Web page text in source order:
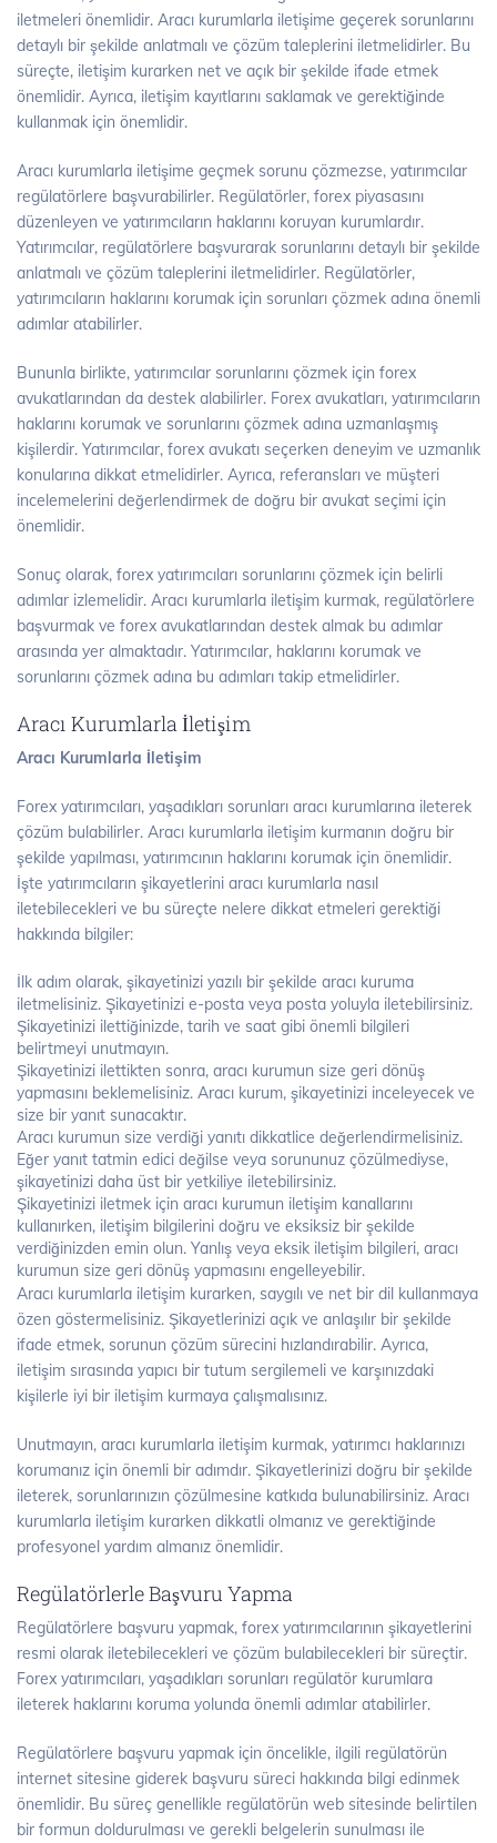
iletmeleri önemlidir. Aracı kurumlarla iletişime geçerek sorunlarını
detaylı bir şekilde anlatmalı ve çözüm taleplerini iletmelidirler. Bu
süreçte, iletişim kurarken net ve açık bir şekilde ifade etmek
önemlidir. Ayrıca, iletişim kayıtlarını saklamak ve gerektiğinde
kullanmak için önemlidir.
Aracı kurumlarla iletişime geçmek sorunu çözmezse, yatırımcılar
regülatörlere başvurabilirler. Regülatörler, forex piyasasını
düzenleyen ve yatırımcıların haklarını koruyan kurumlardır.
Yatırımcılar, regülatörlere başvurarak sorunlarını detaylı bir şekilde
anlatmalı ve çözüm taleplerini iletmelidirler. Regülatörler,
yatırımcıların haklarını korumak için sorunları çözmek adına önemli
adımlar atabilirler.
Bununla birlikte, yatırımcılar sorunlarını çözmek için forex
avukatlarından da destek alabilirler. Forex avukatları, yatırımcıların
haklarını korumak ve sorunlarını çözmek adına uzmanlaşmış
kişilerdir. Yatırımcılar, forex avukatı seçerken deneyim ve uzmanlık
konularına dikkat etmelidirler. Ayrıca, referansları ve müşteri
incelemelerini değerlendirmek de doğru bir avukat seçimi için
önemlidir.
Sonuç olarak, forex yatırımcıları sorunlarını çözmek için belirli
adımlar izlemelidir. Aracı kurumlarla iletişim kurmak, regülatörlere
başvurmak ve forex avukatlarından destek almak bu adımlar
arasında yer almaktadır. Yatırımcılar, haklarını korumak ve
sorunlarını çözmek adına bu adımları takip etmelidirler.
Aracı Kurumlarla İletişim
Aracı Kurumlarla İletişim
Forex yatırımcıları, yaşadıkları sorunları aracı kurumlarına ileterek
çözüm bulabilirler. Aracı kurumlarla iletişim kurmanın doğru bir
şekilde yapılması, yatırımcının haklarını korumak için önemlidir.
İşte yatırımcıların şikayetlerini aracı kurumlarla nasıl
iletebilecekleri ve bu süreçte nelere dikkat etmeleri gerektiği
hakkında bilgiler:
İlk adım olarak, şikayetinizi yazılı bir şekilde aracı kuruma
iletmelisiniz. Şikayetinizi e-posta veya posta yoluyla iletebilirsiniz.
Şikayetinizi ilettiğinizde, tarih ve saat gibi önemli bilgileri
belirtmeyi unutmayın.
Şikayetinizi ilettikten sonra, aracı kurumun size geri dönüş
yapmasını beklemelisiniz. Aracı kurum, şikayetinizi inceleyecek ve
size bir yanıt sunacaktır.
Aracı kurumun size verdiği yanıtı dikkatlice değerlendirmelisiniz.
Eğer yanıt tatmin edici değilse veya sorununuz çözülmediyse,
şikayetinizi daha üst bir yetkiliye iletebilirsiniz.
Şikayetinizi iletmek için aracı kurumun iletişim kanallarını
kullanırken, iletişim bilgilerini doğru ve eksiksiz bir şekilde
verdiğinizden emin olun. Yanlış veya eksik iletişim bilgileri, aracı
kurumun size geri dönüş yapmasını engelleyebilir.
Aracı kurumlarla iletişim kurarken, saygılı ve net bir dil kullanmaya
özen göstermelisiniz. Şikayetlerinizi açık ve anlaşılır bir şekilde
ifade etmek, sorunun çözüm sürecini hızlandırabilir. Ayrıca,
iletişim sırasında yapıcı bir tutum sergilemeli ve karşınızdaki
kişilerle iyi bir iletişim kurmaya çalışmalısınız.
Unutmayın, aracı kurumlarla iletişim kurmak, yatırımcı haklarınızı
korumanız için önemli bir adımdır. Şikayetlerinizi doğru bir şekilde
ileterek, sorunlarınızın çözülmesine katkıda bulunabilirsiniz. Aracı
kurumlarla iletişim kurarken dikkatli olmanız ve gerektiğinde
profesyonel yardım almanız önemlidir.
Regülatörlerle Başvuru Yapma
Regülatörlere başvuru yapmak, forex yatırımcılarının şikayetlerini
resmi olarak iletebilecekleri ve çözüm bulabilecekleri bir süreçtir.
Forex yatırımcıları, yaşadıkları sorunları regülatör kurumlara
ileterek haklarını koruma yolunda önemli adımlar atabilirler.
Regülatörlere başvuru yapmak için öncelikle, ilgili regülatörün
internet sitesine giderek başvuru süreci hakkında bilgi edinmek
önemlidir. Bu süreç genellikle regülatörün web sitesinde belirtilen
bir formun doldurulması ve gerekli belgelerin sunulması ile